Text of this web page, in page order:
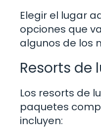
Elegir el lugar
opciones que
algunos de los
Resorts de
Los resorts de
paquetes
incluyen: